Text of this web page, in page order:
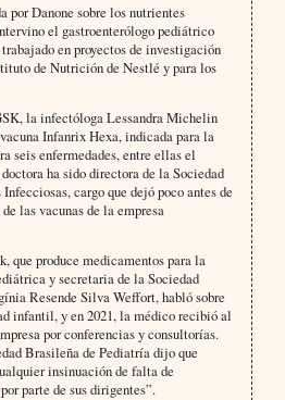
por Danone sobre los nutrientes
el gastroenterólogo pediátrico
en proyectos de investigación
de Nutrición de Nestlé y para los
la infectóloga Lessandra Michelin
Infanrix Hexa, indicada para la
seis enfermedades, entre ellas el
ha sido directora de la Sociedad
cargo que dejó poco antes de
las vacunas de la empresa
que produce medicamentos para la
y secretaria de la Sociedad
Resende Silva Weffort, habló sobre
infantil, y en 2021, la médico recibió al
por conferencias y consultorías.
Brasileña de Pediatría dijo que
insinuación de falta de
parte de sus dirigentes”.